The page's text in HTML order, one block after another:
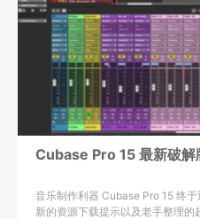
Cubase Pro 15 最新破
音乐制作利器 Cubase Pro 15 终
新的资源下载提示以及老手整理